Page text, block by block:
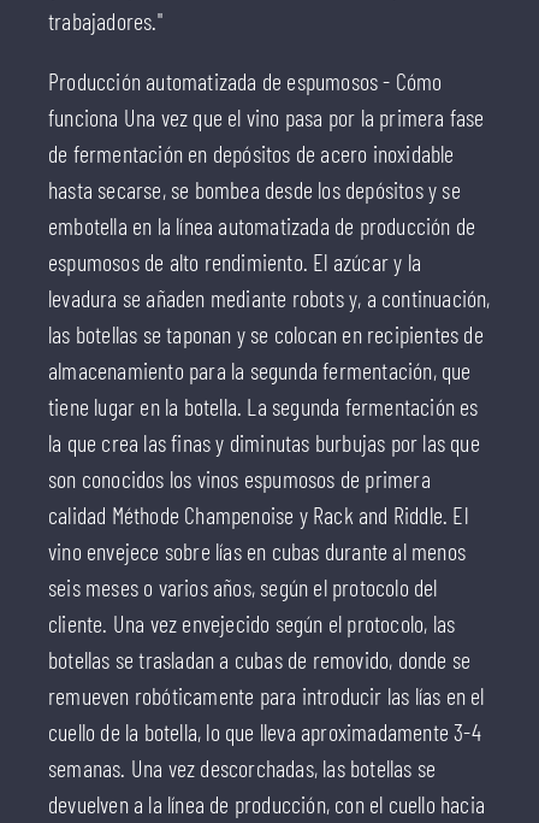
trabajadores."
Producción automatizada de espumosos - Cómo
funciona Una vez que el vino pasa por la primera fase
de fermentación en depósitos de acero inoxidable
hasta secarse, se bombea desde los depósitos y se
embotella en la línea automatizada de producción de
espumosos de alto rendimiento. El azúcar y la
levadura se añaden mediante robots y, a continuación,
las botellas se taponan y se colocan en recipientes de
almacenamiento para la segunda fermentación, que
tiene lugar en la botella. La segunda fermentación es
la que crea las finas y diminutas burbujas por las que
son conocidos los vinos espumosos de primera
calidad Méthode Champenoise y Rack and Riddle. El
vino envejece sobre lías en cubas durante al menos
seis meses o varios años, según el protocolo del
cliente. Una vez envejecido según el protocolo, las
botellas se trasladan a cubas de removido, donde se
remueven robóticamente para introducir las lías en el
cuello de la botella, lo que lleva aproximadamente 3-4
semanas. Una vez descorchadas, las botellas se
devuelven a la línea de producción, con el cuello hacia